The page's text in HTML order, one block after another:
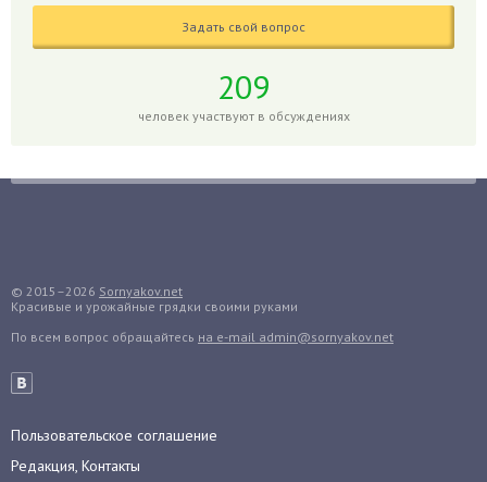
Годжи
Голубика
Гуава
Гузмания
Дайкон
Дендробиум
Денежное дерево
Задать свой вопрос
209
человек участвуют в обсуждениях
© 2015–2026 Sornyakov.net
Красивые и урожайные грядки своими руками
По всем вопрос обращайтесь на e-mail admin@sornyakov.net
Пользовательское соглашение
Редакция, Контакты